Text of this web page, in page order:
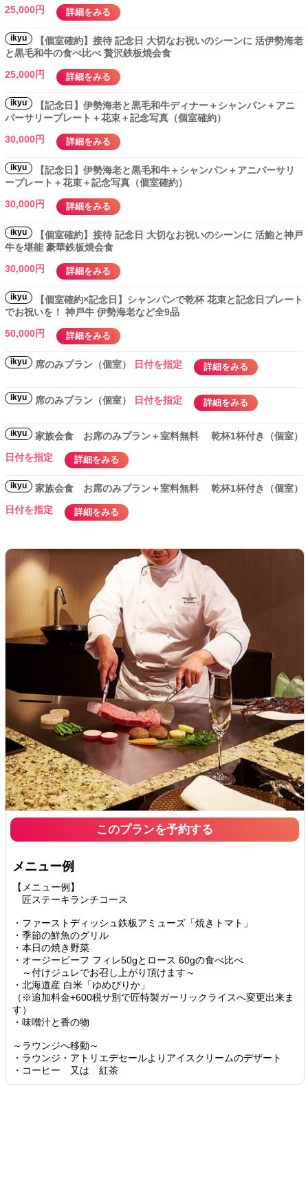
25,000円 詳細をみる
ikyu
【個室確約】接待 記念日 大切なお祝いのシーンに 活伊勢海老
と黒毛和牛の食べ比べ 贅沢鉄板焼会食
25,000円
詳細をみる
ikyu
【記念日】伊勢海老と黒毛和牛ディナー＋シャンパン＋アニ
バーサリープレート＋花束＋記念写真（個室確約）
30,000円
詳細をみる
ikyu
【記念日】伊勢海老と黒毛和牛＋シャンパン＋アニバーサリ
ープレート＋花束＋記念写真（個室確約）
30,000円
詳細をみる
ikyu
【個室確約】接待 記念日 大切なお祝いのシーンに 活鮑と神戸
牛を堪能 豪華鉄板焼会食
30,000円
詳細をみる
ikyu
【個室確約×記念日】シャンパンで乾杯 花束と記念日プレート
でお祝いを！ 神戸牛 伊勢海老など全9品
50,000円
詳細をみる
ikyu 席のみプラン（個室） 日付を指定 詳細をみる
ikyu 席のみプラン（個室） 日付を指定 詳細をみる
ikyu
家族会食 お席のみプラン＋室料無料 乾杯1杯付き（個室）
日付を指定
詳細をみる
ikyu
家族会食 お席のみプラン＋室料無料 乾杯1杯付き（個室）
日付を指定
詳細をみる
このプランを予約する
メニュー例
【メニュー例】
匠ステーキランチコース
・ファーストディッシュ鉄板アミューズ「焼きトマト」
・季節の鮮魚のグリル
・本日の焼き野菜
・オージービーフ フィレ50gとロース 60gの食べ比べ
～付けジュレでお召し上がり頂けます～
・北海道産 白米「ゆめぴりか」
（※追加料金+600税サ別で匠特製ガーリックライスへ変更出来ま
す）
・味噌汁と香の物
～ラウンジへ移動～
・ラウンジ・アトリエデセールよりアイスクリームのデザート
・コーヒー 又は 紅茶